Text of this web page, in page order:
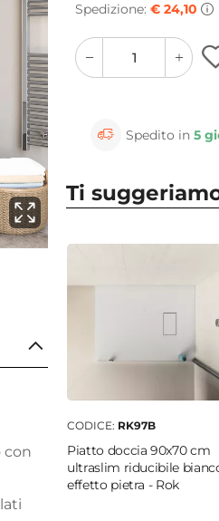
⚲
con
Spedizione: € 24,10
quantity
button
minus
button
Spedito in5
Ti
CODICE: RK97B
Piatto doccia 90x70 cm
ultraslim riducibile
effetto pietra - Rok